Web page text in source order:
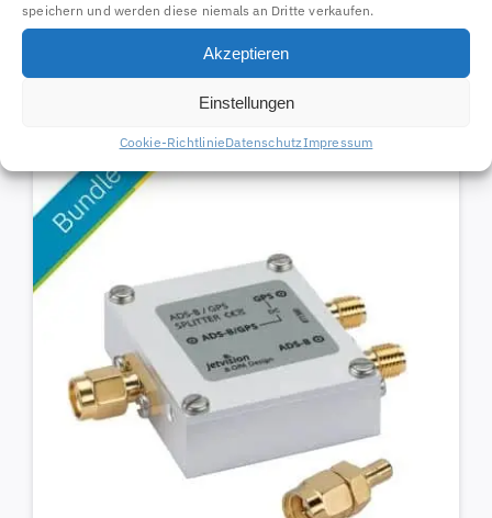
speichern und werden diese niemals an Dritte verkaufen.
Akzeptieren
Einstellungen
Cookie-RichtlinieDatenschutzImpressum
Einseitiger Mastausleger 25cm